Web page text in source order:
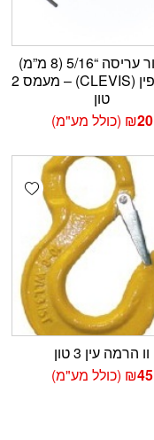
וו קיצור עריסה “5/16 (8 מ”מ)
חיבור פין (CLEVIS) – מעמס 2
טון
₪20 (כולל מע"מ)
וו הרמה עין 3 טון
₪45 (כולל מע"מ)